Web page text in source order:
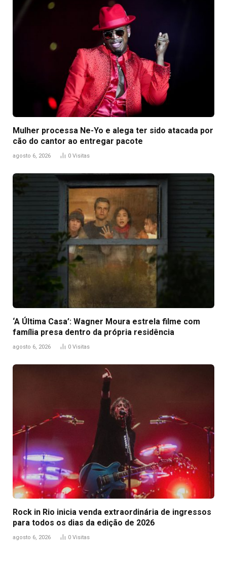
Mulher processa Ne-Yo e alega ter sido atacada por
cão do cantor ao entregar pacote
agosto 6, 2026 0 Visitas
‘A Última Casa’: Wagner Moura estrela filme com
família presa dentro da própria residência
agosto 6, 2026 0 Visitas
Rock in Rio inicia venda extraordinária de ingressos
para todos os dias da edição de 2026
agosto 6, 2026 0 Visitas